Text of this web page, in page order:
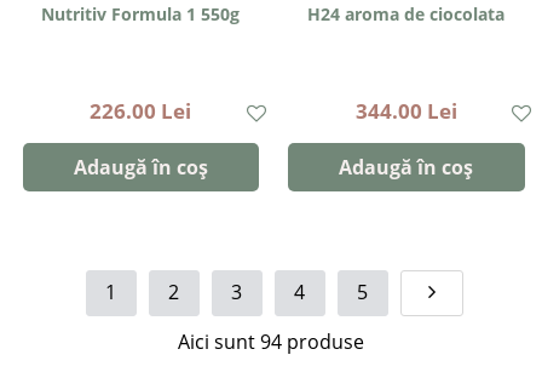
Nutritiv Formula 1 550g
226.00 Lei
Adaugă în coș
H24 aroma de ciocolata
344.00 Lei
Adaugă în coș
1 2 3 4
5
Aici sunt94 produse